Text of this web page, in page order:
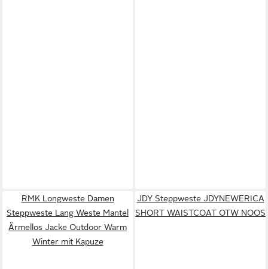
RMK Longweste Damen
Steppweste Lang Weste Mantel
Ärmellos Jacke Outdoor Warm
Winter mit Kapuze
JDY Steppweste JDYNEWERICA
SHORT WAISTCOAT OTW NOOS